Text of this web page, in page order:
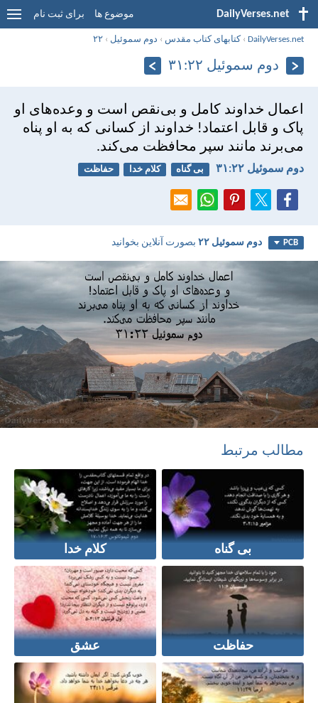
DailyVerses.net موضوع ها برای ثبت نام
DailyVerses.net
›کتابهای کتاب مقدس › دوم سموئيل ›۲۲
دوم سموئيل ۲۲:‏۳۱
اعمال خداوند كامل و بی‌نقص است و وعده‌های او
پاک و قابل اعتماد! خداوند از كسانی كه به او پناه
می‌برند مانند سپر محافظت می‌كند.
دوم سموئيل ۲۲:‏۳۱ بی گناه کلام خدا حفاظت
PCB دوم سموئيل ۲۲ بصورت آنلاین بخوانید
مطالب مرتبط
بی گناه کلام خدا
حفاظت عشق